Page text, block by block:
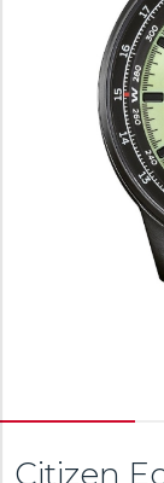
Citizen